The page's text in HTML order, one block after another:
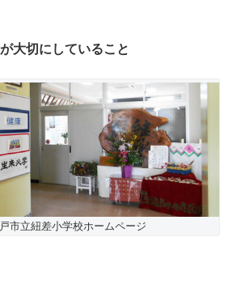
大切にしていること
市立紐差小学校ホームページ